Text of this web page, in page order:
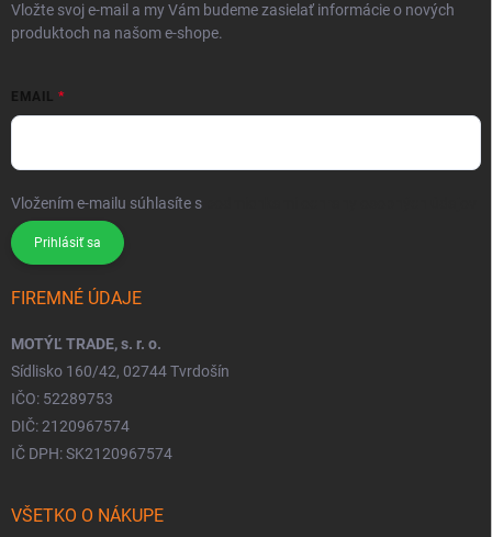
Vložte svoj e-mail a my Vám budeme zasielať informácie o nových
produktoch na našom e-shope.
EMAIL
Vložením e-mailu súhlasíte s
Prihlásiť sa
FIREMNÉ ÚDAJE
MOTÝĽ TRADE, s. r. o.
Sídlisko 160/42, 02744 Tvrdošín
IČO: 52289753
DIČ: 2120967574
IČ DPH: SK2120967574
VŠETKO O NÁKUPE